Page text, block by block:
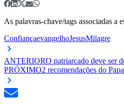
As palavras-chave/tags associadas a
ConfiançaevangelhoJesusMilagre
ANTERIORO patriarcado deve ser
PRÓXIMO2 recomendações do